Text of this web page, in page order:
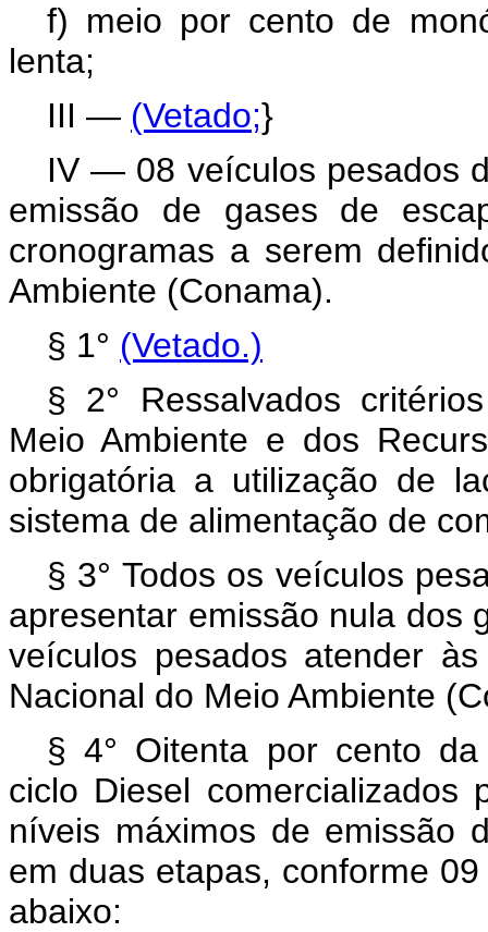
f) meio por cento de
lenta;
III — (Vetado;}
IV — 08 veículos pesados
emissão de gases de
cronogramas a serem
Ambiente (Conama).
§ 1° (Vetado.)
§ 2° Ressalvados
Meio Ambiente e dos
obrigatória a utilização de
sistema de alimentação de
§ 3° Todos os veículos
apresentar emissão nula dos
veículos pesados atender
Nacional do Meio Ambiente
§ 4° Oitenta por cento
ciclo Diesel comercializados
níveis máximos de emissão
em duas etapas, conforme
abaixo: